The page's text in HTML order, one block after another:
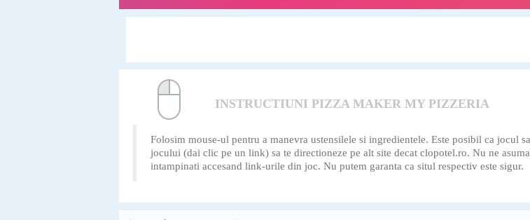
INSTRUCTIUNI PIZZA MAKER MY PIZZERIA
Folosim mouse-ul pentru a manevra ustensilele si ingredientele. Este posibil ca jocul
jocului (dai clic pe un link) sa te directioneze pe alt site decat clopotel.ro. Nu ne
intampinati accesand link-urile din joc. Nu putem garanta ca situl respectiv este sigur.